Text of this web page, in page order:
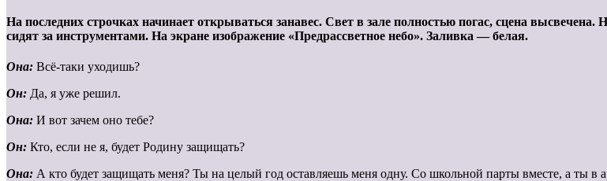
На последних строчках начинает открываться занавес. Свет в зале полностью погас, сцена
сидят за инструментами. На экране изображение «Предрассветное небо». Заливка — белая.
Она: Всё-таки уходишь?
Он: Да, я уже решил.
Она: И вот зачем оно тебе?
Он: Кто, если не я, будет Родину защищать?
Она: А кто будет защищать меня? Ты на целый год оставляешь меня одну. Со школьной парты вместе, а ты